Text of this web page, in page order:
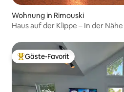
Wohnung in Rimouski
Haus auf der Klippe – In der
Beliebter Gäste-Favorit.
Gäste-Favorit